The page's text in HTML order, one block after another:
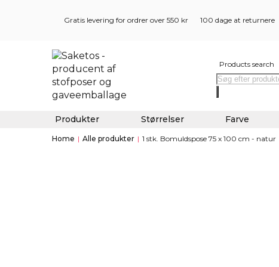
Gratis levering for ordrer over 550 kr 100 dage at returnere
Products search
Produkter Størrelser Farve
Home | Alle produkter | 1 stk. Bomuldspose 75 x 100 cm - natur